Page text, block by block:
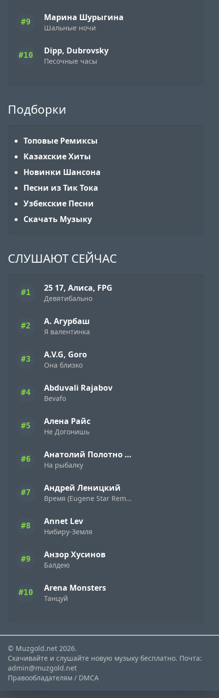
#9 Марина Шурыгина
Шальные ночи
#10 Dipp, Dubrovsky
Песочные часы
Подборки
Топовые Ремиксы
Казахские Хиты
Новинки Шансона
Песни из Тик Тока
Узбекские Песни
Скачать Музыку
СЛУШАЮТ СЕЙЧАС
#1 25 17, Алиса, FPG
Девятибально
#2 А. Агурбаш
Я валентинка
#3 A.V.G, Goro
Она близко
#4 Abduvali Rajabov
Bevafo
#5 Алена Райс
Не Догонишь
#6 Анатолий Полотно и Федя Карманов
На рыбалку
#7 Андрей Леницкий
Время (Eugene Star Remix) Extended
#8 Annet Lev
Нибиру-Земля
#9 Анзор Хусинов
Балдею
#10 Arena Monsters
Танцуй
© Muzgold.net 2026.
Скачивайте и слушайте новую музыку бесплатно. Почта:
admin@muzgold.net
Правообладателям / DMCA